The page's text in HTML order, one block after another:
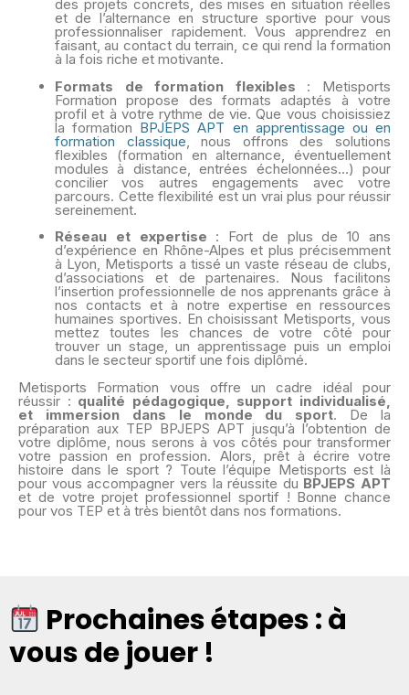
des projets concrets, des mises en situation réelles
et de l’alternance en structure sportive pour vous
professionnaliser rapidement. Vous apprendrez en
faisant, au contact du terrain, ce qui rend la formation
à la fois riche et motivante.
Formats de formation flexibles : Metisports
Formation propose des formats adaptés à votre
profil et à votre rythme de vie. Que vous choisissiez
la formation BPJEPS APT en apprentissage ou en
formation classique , nous offrons des solutions
flexibles (formation en alternance, éventuellement
modules à distance, entrées échelonnées…) pour
concilier vos autres engagements avec votre
parcours. Cette flexibilité est un vrai plus pour réussir
sereinement.
Réseau et expertise : Fort de plus de 10 ans
d’expérience en Rhône-Alpes et plus précisemment
à Lyon, Metisports a tissé un vaste réseau de clubs,
d’associations et de partenaires. Nous facilitons
l’insertion professionnelle de nos apprenants grâce à
nos contacts et à notre expertise en ressources
humaines sportives. En choisissant Metisports, vous
mettez toutes les chances de votre côté pour
trouver un stage, un apprentissage puis un emploi
dans le secteur sportif une fois diplômé.
Metisports Formation vous offre un cadre idéal pour
réussir : qualité pédagogique, support individualisé,
et immersion dans le monde du sport. De la
préparation aux TEP BPJEPS APT jusqu’à l’obtention de
votre diplôme, nous serons à vos côtés pour transformer
votre passion en profession. Alors, prêt à écrire votre
histoire dans le sport ? Toute l’équipe Metisports est là
pour vous accompagner vers la réussite du BPJEPS APT
et de votre projet professionnel sportif ! Bonne chance
pour vos TEP et à très bientôt dans nos formations.
Prochaines étapes : à
vous de jouer !